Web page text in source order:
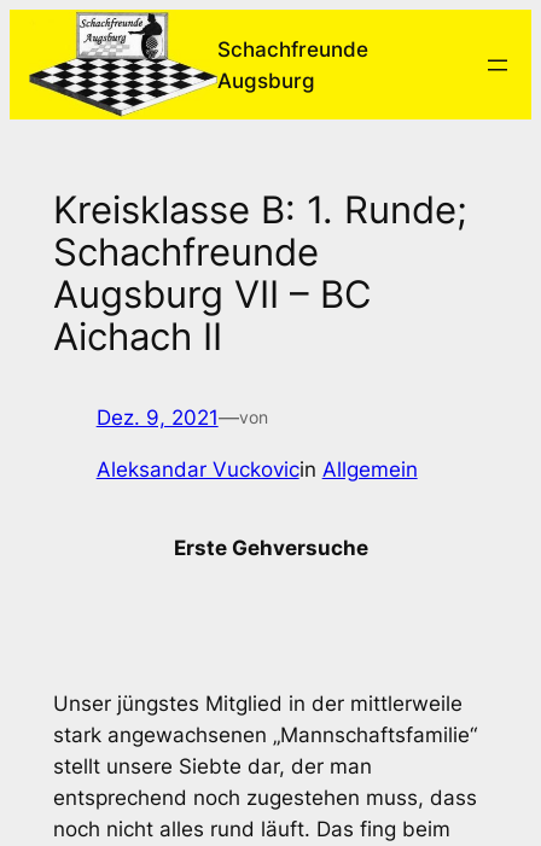
springen
Schachfreunde
Augsburg
Kreisklasse B: 1. Runde;
Schachfreunde
Augsburg VII – BC
Aichach II
Dez. 9, 2021—von
Aleksandar Vuckovicin Allgemein
Erste Gehversuche
Unser jüngstes Mitglied in der mittlerweile
stark angewachsenen „Mannschaftsfamilie“
stellt unsere Siebte dar, der man
entsprechend noch zugestehen muss, dass
noch nicht alles rund läuft. Das fing beim